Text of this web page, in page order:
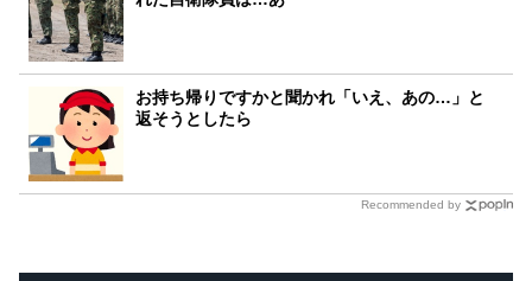
お持ち帰りですかと聞かれ「いえ、あの…」と
返そうとしたら
Recommended by